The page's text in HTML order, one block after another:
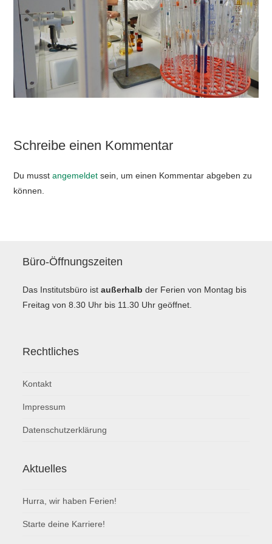
Schreibe einen Kommentar
Du musstangemeldet sein, um einen Kommentar abgeben zu
können.
Büro-Öffnungszeiten
Das Institutsbüro istaußerhalb der Ferien von Montag bis
Freitag von 8.30 Uhr bis 11.30 Uhr geöffnet.
Rechtliches
Kontakt
Impressum
Datenschutzerklärung
Aktuelles
Hurra, wir haben Ferien!
Starte deine Karriere!